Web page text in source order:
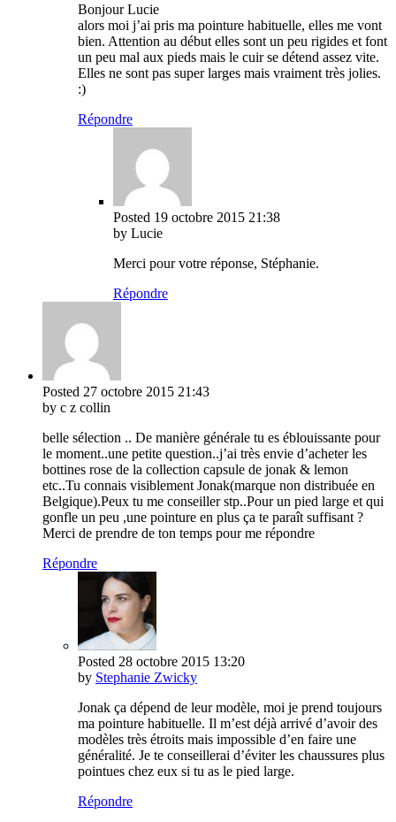
Bonjour Lucie
alors moi j’ai pris ma pointure habituelle, elles me vont
bien. Attention au début elles sont un peu rigides et font
un peu mal aux pieds mais le cuir se détend assez vite.
Elles ne sont pas super larges mais vraiment très jolies.
:)
Répondre
Posted 19 octobre 2015 21:38
by Lucie
Merci pour votre réponse, Stéphanie.
Répondre
Posted 27 octobre 2015 21:43
by c z collin
belle sélection .. De manière générale tu es éblouissante pour
le moment..une petite question..j’ai très envie d’acheter les
bottines rose de la collection capsule de jonak & lemon
etc..Tu connais visiblement Jonak(marque non distribuée en
Belgique).Peux tu me conseiller stp..Pour un pied large et qui
gonfle un peu ,une pointure en plus ça te paraît suffisant ?
Merci de prendre de ton temps pour me répondre
Répondre
Posted 28 octobre 2015 13:20
by Stephanie Zwicky
Jonak ça dépend de leur modèle, moi je prend toujours
ma pointure habituelle. Il m’est déjà arrivé d’avoir des
modèles très étroits mais impossible d’en faire une
généralité. Je te conseillerai d’éviter les chaussures plus
pointues chez eux si tu as le pied large.
Répondre